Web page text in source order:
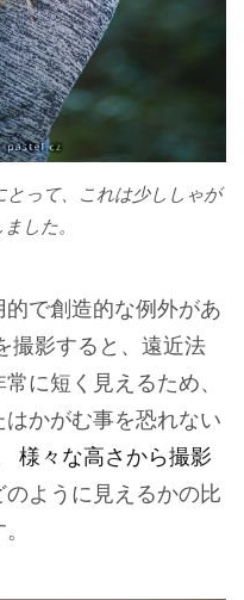
とって、これは少ししゃが
した。
で創造的な例外があ
撮影すると、遠近法
に短く見えるため、
はかがむ事を恐れない
様々な高さから撮影
ように見えるかの比